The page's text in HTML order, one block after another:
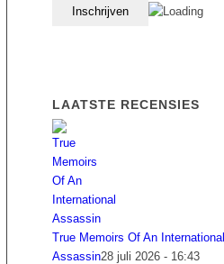
LAATSTE RECENSIES
True Memoirs Of An International
Assassin28 juli 2026 - 16:43